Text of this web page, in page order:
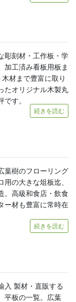
彫刻材・工作板・学
加工済み看板用板ま
材まで豊富に取り
たオリジナル木製丸
す。
続きを読む
葉樹のフローリング
の大きな俎板迄、
。高級和食店・飲食
ー材も豊富に常時在
続きを読む
入 製材・直販する
平板の一覧。広葉